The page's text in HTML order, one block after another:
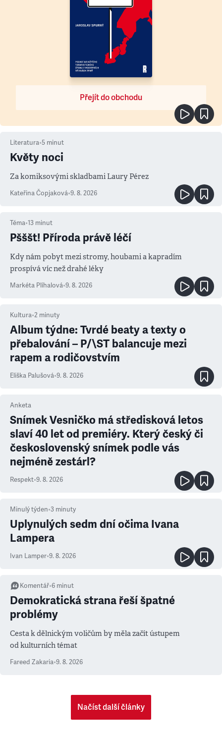
Přejít do obchodu
Literatura•5 minut
Květy noci
Za komiksovými skladbami Laury Pérez
Kateřina Čopjaková•9. 8. 2026
Téma•13 minut
Pšššt! Příroda právě léčí
Kdy nám pobyt mezi stromy, houbami a kapradím
prospívá víc než drahé léky
Markéta Plíhalová•9. 8. 2026
Kultura•2 minuty
Album týdne: Tvrdé beaty a texty o
přebalování – P/\ST balancuje mezi
rapem a rodičovstvím
Eliška Palušová•9. 8. 2026
Anketa
Snímek Vesničko má středisková letos
slaví 40 let od premiéry. Který český či
československý snímek podle vás
nejméně zestárl?
Respekt•9. 8. 2026
Minulý týden•3 minuty
Uplynulých sedm dní očima Ivana
Lampera
Ivan Lamper•9. 8. 2026
Komentář•6 minut
Demokratická strana řeší špatné
problémy
Cesta k dělnickým voličům by měla začít ústupem
od kulturních témat
Fareed Zakaria•9. 8. 2026
Načíst další články